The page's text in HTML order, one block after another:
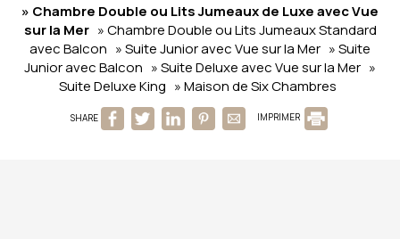
» Chambre Double ou Lits Jumeaux de Luxe avec Vue
sur la Mer » Chambre Double ou Lits Jumeaux Standard
avec Balcon » Suite Junior avec Vue sur la Mer » Suite
Junior avec Balcon » Suite Deluxe avec Vue sur la Mer »
Suite Deluxe King » Maison de Six Chambres
SHARE IMPRIMER